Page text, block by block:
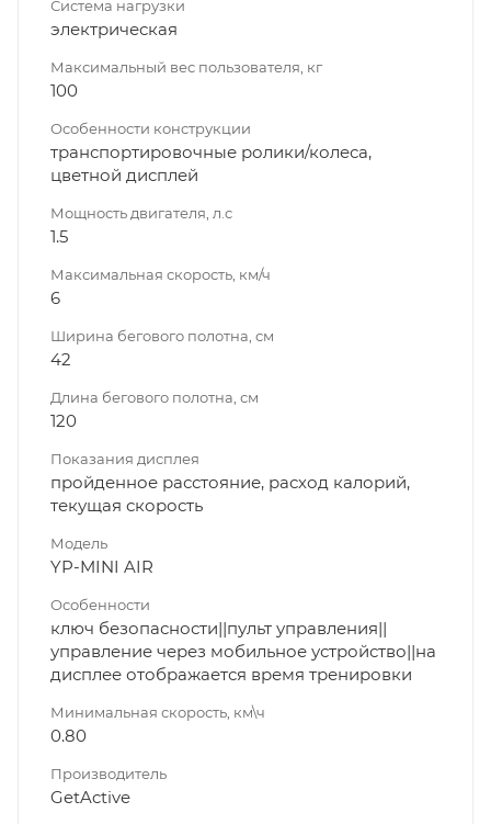
Система нагрузки
электрическая
Максимальный вес пользователя, кг
100
Особенности конструкции
транспортировочные ролики/колеса,
цветной дисплей
Мощность двигателя, л.с
1.5
Максимальная скорость, км/ч
6
Ширина бегового полотна, см
42
Длина бегового полотна, см
120
Показания дисплея
пройденное расстояние, расход калорий,
текущая скорость
Модель
YP-MINI AIR
Особенности
ключ безопасности||пульт управления||
управление через мобильное устройство||на
дисплее отображается время тренировки
Минимальная скорость, км\ч
0.80
Производитель
GetActive